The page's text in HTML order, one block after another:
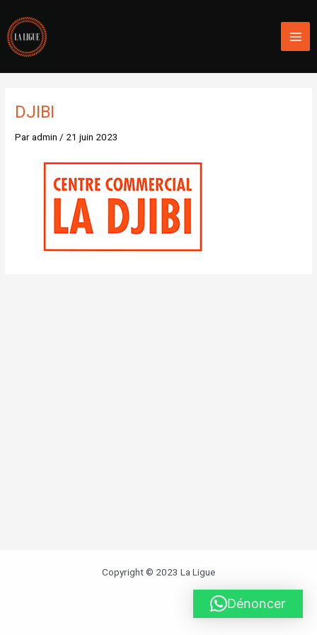
contenu
DJIBI
Paradmin/ 21 juin 2023
Copyright © 2023 La Ligue
Dénoncer